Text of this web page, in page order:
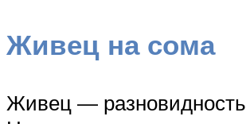
Живец на сома
Живец — разновидность